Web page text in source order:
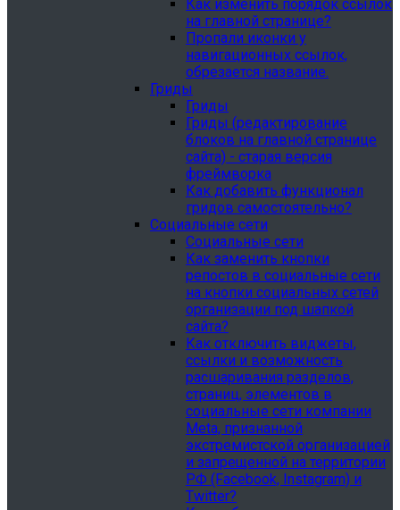
Как изменить порядок ссылок
на главной странице?
Пропали иконки у
навигационных ссылок,
обрезается название.
Гриды
Гриды
Гриды (редактирование
блоков на главной странице
сайта) - старая версия
фреймворка
Как добавить функционал
гридов самостоятельно?
Социальные сети
Социальные сети
Как заменить кнопки
репостов в социальные сети
на кнопки социальных сетей
организации под шапкой
сайта?
Как отключить виджеты,
ссылки и возможность
расшаривания разделов,
страниц, элементов в
социальные сети компании
Meta, признанной
экстремистской организацией
и запрещенной на территории
РФ (Facebook, Instagram) и
Twitter?